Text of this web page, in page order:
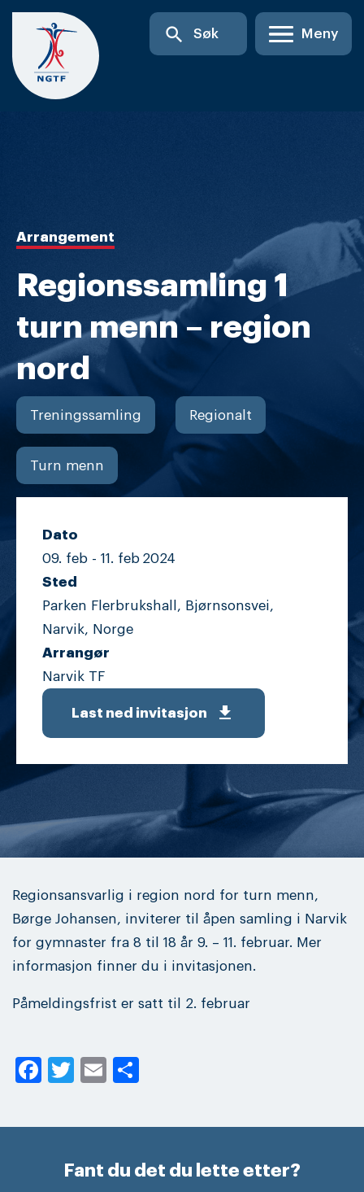
Skip
content
search Søk Meny
Arrangement
Regionssamling 1
turn menn – region
nord
Treningssamling Regionalt
Turn menn
Dato
09. feb - 11. feb 2024
Sted
Parken Flerbrukshall, Bjørnsonsvei,
Narvik, Norge
Arrangør
Narvik TF
Last ned invitasjon get_app
Regionsansvarlig i region nord for turn menn,
Børge Johansen, inviterer til åpen samling i Narvik
for gymnaster fra 8 til 18 år 9. – 11. februar. Mer
informasjon finner du i invitasjonen.
Påmeldingsfrist er satt til 2. februar
Facebook
Twitter
Email
Fant du det du lette etter?